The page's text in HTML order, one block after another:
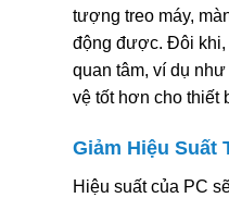
tượng treo máy,
động được. Đôi khi,
quan tâm, ví dụ
vệ tốt hơn cho thiết
Giảm Hiệu Suất
Hiệu suất của PC